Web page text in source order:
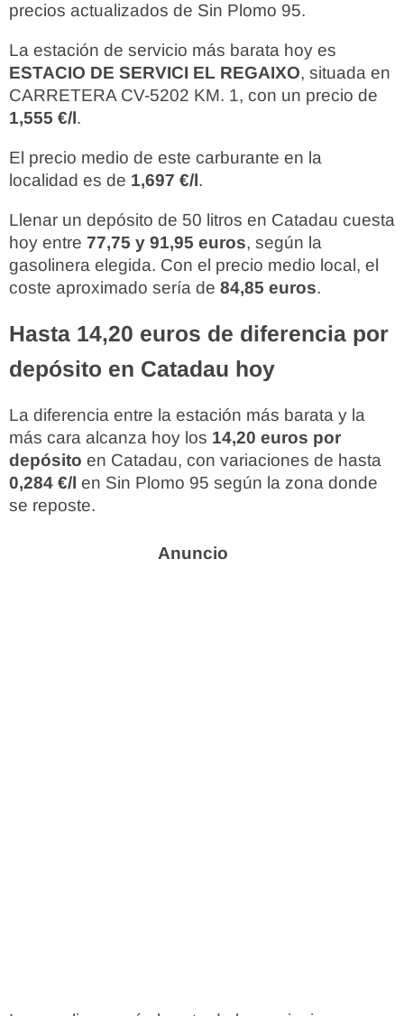
precios actualizados de Sin Plomo 95.
La estación de servicio más barata hoy es
ESTACIO DE SERVICI EL REGAIXO, situada en
CARRETERA CV-5202 KM. 1, con un precio de
1,555 €/l.
El precio medio de este carburante en la
localidad es de 1,697 €/l.
Llenar un depósito de 50 litros en Catadau cuesta
hoy entre 77,75 y 91,95 euros, según la
gasolinera elegida. Con el precio medio local, el
coste aproximado sería de 84,85 euros.
Hasta 14,20 euros de diferencia por
depósito en Catadau hoy
La diferencia entre la estación más barata y la
más cara alcanza hoy los 14,20 euros por
depósito en Catadau, con variaciones de hasta
0,284 €/l en Sin Plomo 95 según la zona donde
se reposte.